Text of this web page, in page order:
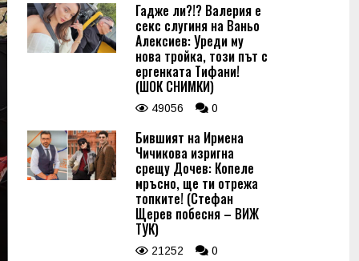
Гадже ли?!? Валерия е
секс слугиня на Ваньо
Алексиев: Уреди му
нова тройка, този път с
ергенката Тифани!
(ШОК СНИМКИ)
49056 0
Бившият на Ирмена
Чичикова изригна
срещу Дочев: Копеле
мръсно, ще ти отрежа
топките! (Стефан
Щерев побесня – ВИЖ
ТУК)
21252 0